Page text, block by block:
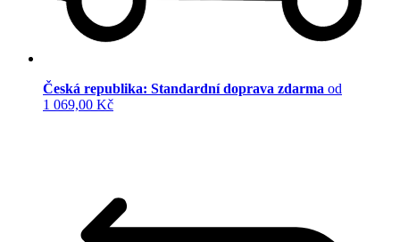
Česká republika: Standardní doprava zdarma od
1 069,00 Kč